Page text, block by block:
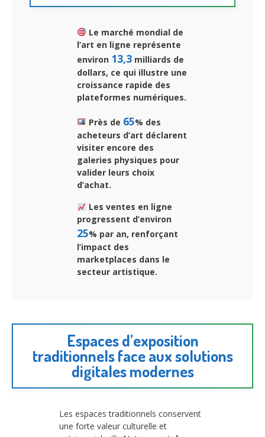
Le marché mondial de
l’art en ligne représente
environ 13,3 milliards de
dollars, ce qui illustre une
croissance rapide des
plateformes numériques.
Près de 65% des
acheteurs d’art déclarent
visiter encore des
galeries physiques pour
valider leurs choix
d’achat.
Les ventes en ligne
progressent d’environ
25% par an, renforçant
l’impact des
marketplaces dans le
secteur artistique.
Espaces d’exposition
traditionnels face aux solutions
digitales modernes
Les espaces traditionnels conservent
une forte valeur culturelle et